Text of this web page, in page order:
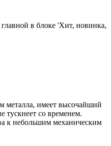
в блоке 'Хит, новинка,
металла, имеет высочайший
тускнеет со временем.
к небольшим механическим